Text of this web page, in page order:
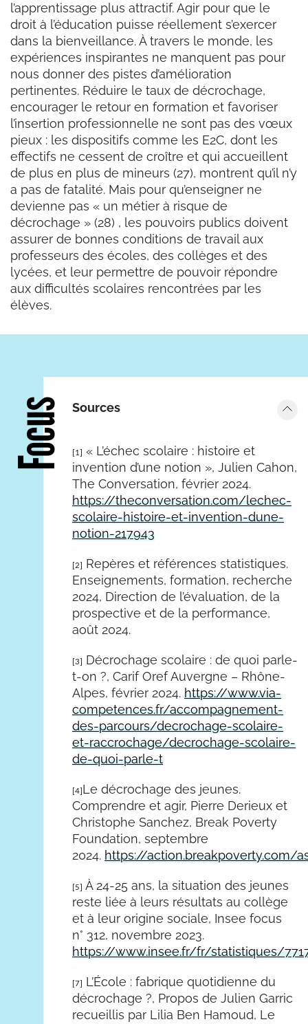
l’apprentissage plus attractif. Agir pour que le
droit à l’éducation puisse réellement s’exercer
dans la bienveillance. À travers le monde, les
expériences inspirantes ne manquent pas pour
nous donner des pistes d’amélioration
pertinentes. Réduire le taux de décrochage,
encourager le retour en formation et favoriser
l’insertion professionnelle ne sont pas des vœux
pieux : les dispositifs comme les E2C, dont les
effectifs ne cessent de croître et qui accueillent
de plus en plus de mineurs (27), montrent qu’il n’y
a pas de fatalité. Mais pour qu’enseigner ne
devienne pas « un métier à risque de
décrochage » (28) , les pouvoirs publics doivent
assurer de bonnes conditions de travail aux
professeurs des écoles, des collèges et des
lycées, et leur permettre de pouvoir répondre
aux difficultés scolaires rencontrées par les
élèves.
Focus Sources
[1]
« L’échec scolaire : histoire et
invention d’une notion », Julien Cahon,
The Conversation, février 2024.
https://theconversation.com/lechec-
scolaire-histoire-et-invention-dune-
notion-217943
[2]
Repères et références statistiques.
Enseignements, formation, recherche
2024, Direction de l’évaluation, de la
prospective et de la performance,
août 2024.
[3]
Décrochage scolaire : de quoi parle-
t-on ?, Carif Oref Auvergne – Rhône-
Alpes, février 2024. https://www.via-
competences.fr/accompagnement-
des-parcours/decrochage-scolaire-
et-raccrochage/decrochage-scolaire-
de-quoi-parle-t
[4] Le décrochage des jeunes.
Comprendre et agir, Pierre Derieux et
Christophe Sanchez, Break Poverty
Foundation, septembre
2024. https://action.breakpoverty.com/
[5]
À 24-25 ans, la situation des jeunes
reste liée à leurs résultats au collège
et à leur origine sociale, Insee focus
n° 312, novembre 2023.
https://www.insee.fr/fr/statistiques/
[7]
L’École : fabrique quotidienne du
décrochage ?, Propos de Julien Garric
recueillis par Lilia Ben Hamoud, Le